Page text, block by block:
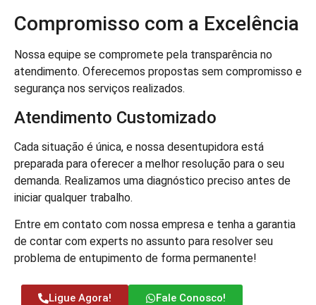
Compromisso com a Excelência
Nossa equipe se compromete pela transparência no
atendimento. Oferecemos propostas sem compromisso e
segurança nos serviços realizados.
Atendimento Customizado
Cada situação é única, e nossa desentupidora está
preparada para oferecer a melhor resolução para o seu
demanda. Realizamos uma diagnóstico preciso antes de
iniciar qualquer trabalho.
Entre em contato com nossa empresa e tenha a garantia
de contar com experts no assunto para resolver seu
problema de entupimento de forma permanente!
Ligue Agora! Fale Conosco!